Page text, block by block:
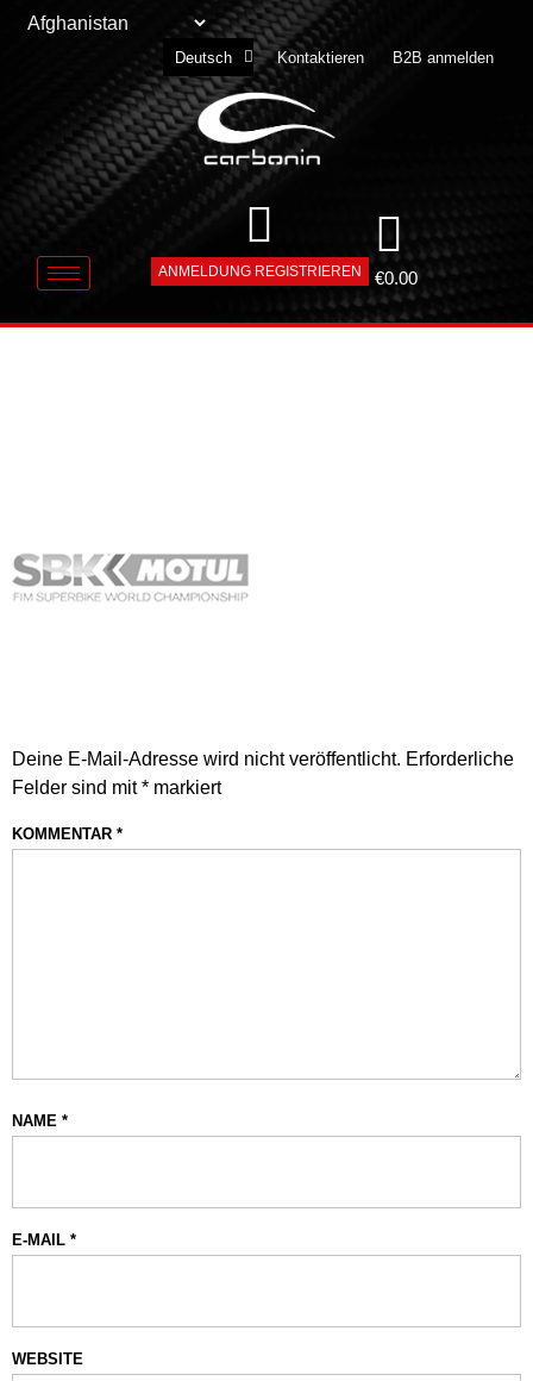
Deutsch
English
Slovenščina Kontaktieren B2B anmelden
ANMELDUNG REGISTRIEREN €0.00
Deine E-Mail-Adresse wird nicht veröffentlicht. Erforderliche
Felder sind mit* markiert
KOMMENTAR *
NAME *
E-MAIL *
WEBSITE